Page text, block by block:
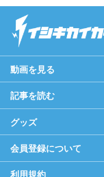
動画を見る
記事を読む
グッズ
会員登録について